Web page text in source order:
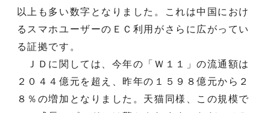
以上も多い数字となりました。これは中国におけ
るスマホユーザーのＥＣ利用がさらに広がってい
る証拠です。
ＪＤに関しては、今年の「Ｗ１１」の流通額は
２０４４億元を超え、昨年の１５９８億元から２
８％の増加となりました。天猫同様、この規模で